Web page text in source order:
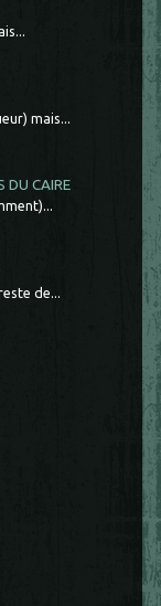
mais...
DU CAIRE
de...